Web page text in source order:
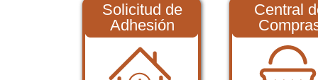
Solicitud de
Adhesión
Central